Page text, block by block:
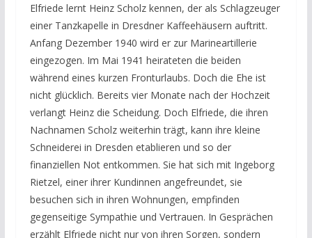
Elfriede lernt Heinz Scholz kennen, der als Schlagzeuger
einer Tanzkapelle in Dresdner Kaffeehäusern auftritt.
Anfang Dezember 1940 wird er zur Marineartillerie
eingezogen. Im Mai 1941 heirateten die beiden
während eines kurzen Fronturlaubs. Doch die Ehe ist
nicht glücklich. Bereits vier Monate nach der Hochzeit
verlangt Heinz die Scheidung. Doch Elfriede, die ihren
Nachnamen Scholz weiterhin trägt, kann ihre kleine
Schneiderei in Dresden etablieren und so der
finanziellen Not entkommen. Sie hat sich mit Ingeborg
Rietzel, einer ihrer Kundinnen angefreundet, sie
besuchen sich in ihren Wohnungen, empfinden
gegenseitige Sympathie und Vertrauen. In Gesprächen
erzählt Elfriede nicht nur von ihren Sorgen, sondern